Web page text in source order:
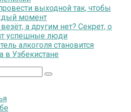
выходной так, чтобы
момент
а другим нет? Секрет, о
успешные люди
алкоголя становится
в Узбекистане